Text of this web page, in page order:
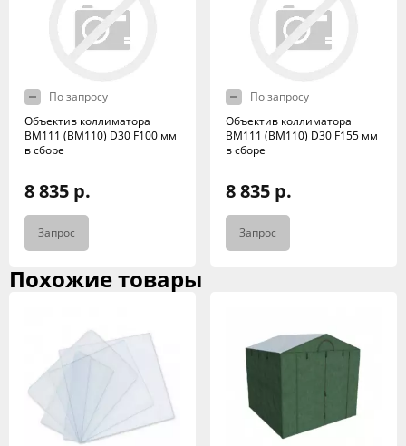
По запросу
Объектив коллиматора
BM111 (BM110) D30 F100 мм
в сборе
8 835 р.
Запрос
По запросу
Объектив коллиматора
BM111 (BM110) D30 F155 мм
в сборе
8 835 р.
Запрос
Похожие товары